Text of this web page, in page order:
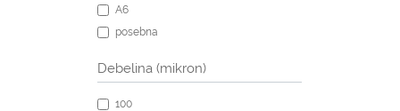
A6
posebna
Debelina (mikron)
100